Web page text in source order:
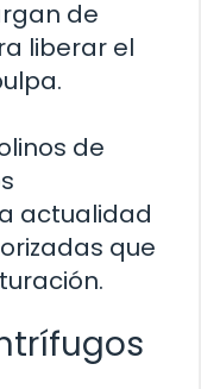
de
liberar el
de
actualidad
que